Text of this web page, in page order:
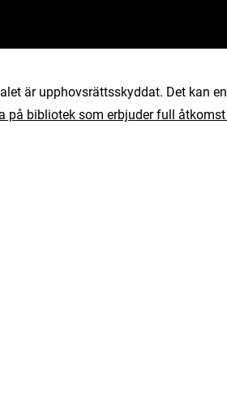
är upphovsrättsskyddat. Det kan
på bibliotek som erbjuder full åtkomst